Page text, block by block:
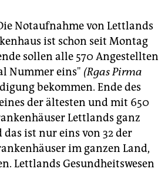
Notaufnahme von Lettlands
ist schon seit Montag
sollen alle 570 Angestellten
Nummer eins" (Rgas Pirma
bekommen. Ende des
der ältesten und mit 650
Lettlands ganz
ist nur eins von 32 der
im ganzen Land,
Lettlands Gesundheitswesen